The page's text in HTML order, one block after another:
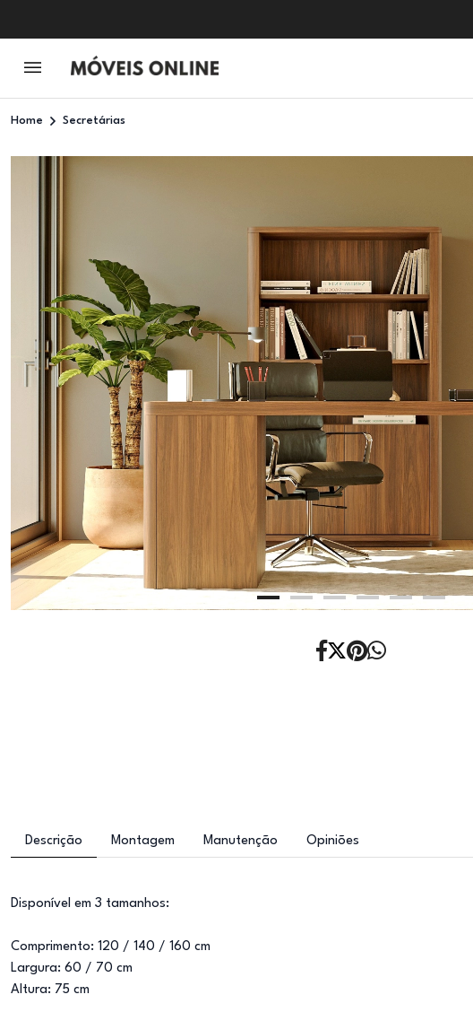
Home Secretárias
Descrição Montagem Manutenção Opiniões
Disponível em 3 tamanhos:
Comprimento: 120 / 140 / 160 cm
Largura: 60 / 70 cm
Altura: 75 cm